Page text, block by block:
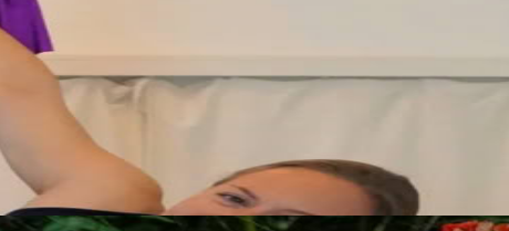
9° distretto, si trova in uno spazio seminterrato che resta